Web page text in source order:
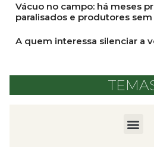
Vácuo no campo: há meses
paralisados e produtores
A quem interessa silenciar a